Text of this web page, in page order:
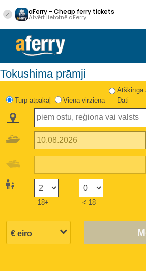
aFerry - Cheap ferry tickets
Atvērt lietotnē aFerry
Tokushima prāmji
Turp-atpakaļ Vienā virzienā
Atšķirīga
Dati
18+ < 18